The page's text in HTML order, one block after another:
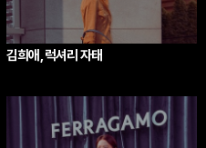
김희애, 럭셔리 자태